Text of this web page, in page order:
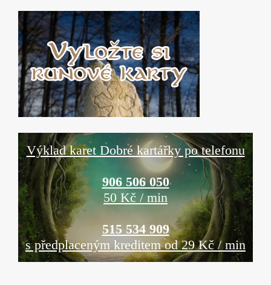
Výklad karet Dobré kartářky po telefonu
906 506 050
50 Kč / min
515 534 909
s předplaceným kreditem od 29 Kč / min